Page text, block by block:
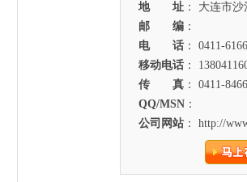
地 址 ： 大连市
邮 编 ：
电 话 ： 0411-
移动电话 ：
传 真 ： 0411-
QQ/MSN ：
公司网站 ： http://